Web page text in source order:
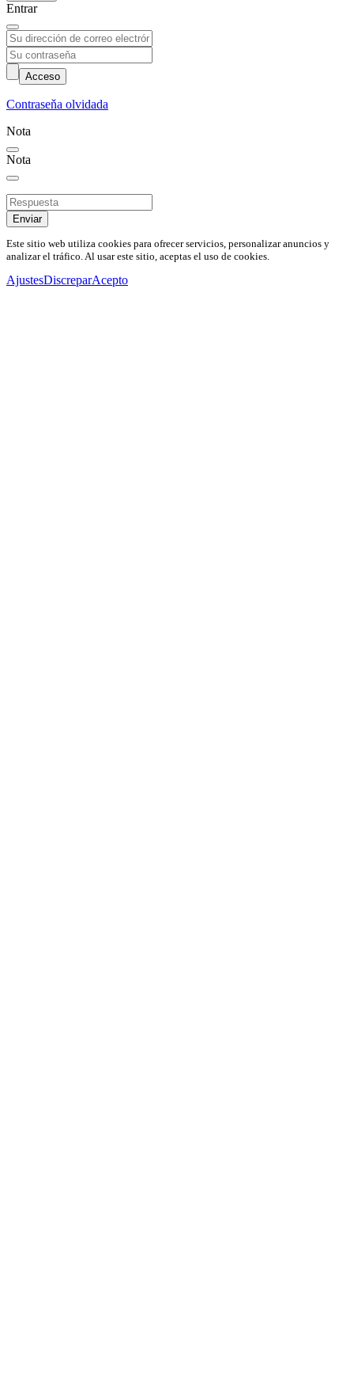
Entrar
Acceso
Contraseňa olvidada
Nota
Nota
Enviar
Este sitio web utiliza cookies para ofrecer servicios, personalizar anuncios y
analizar el tráfico. Al usar este sitio, aceptas el uso de cookies.
AjustesDiscreparAcepto